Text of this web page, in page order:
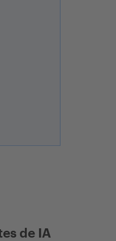
de IA